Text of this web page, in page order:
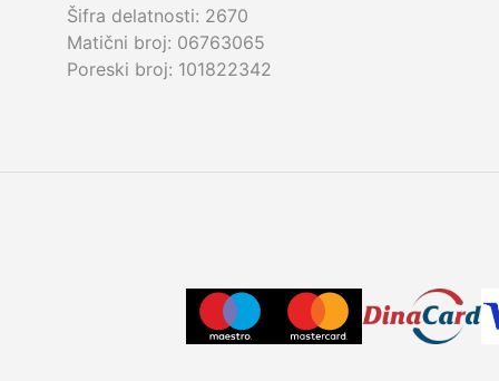
Šifra delatnosti: 2670
Matični broj: 06763065
Poreski broj: 101822342